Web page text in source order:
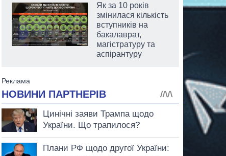
Як за 10 років
змінилася кількість
вступників на
бакалаврат,
магістратуру та
аспірантуру